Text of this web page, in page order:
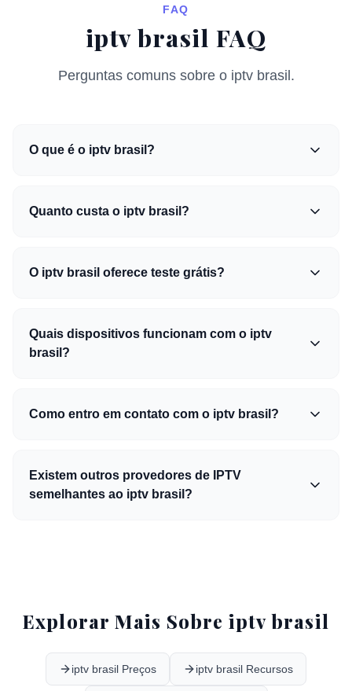
FAQ
iptv brasil FAQ
Perguntas comuns sobre o iptv brasil.
O que é o iptv brasil?
Quanto custa o iptv brasil?
O iptv brasil oferece teste grátis?
Quais dispositivos funcionam com o iptv
brasil?
Como entro em contato com o iptv brasil?
Existem outros provedores de IPTV
semelhantes ao iptv brasil?
Explorar Mais Sobre iptv brasil
iptv brasil Preços iptv brasil Recursos